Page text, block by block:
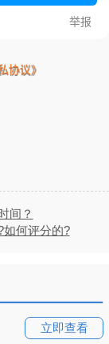
间？
如何评分的?
立即查看